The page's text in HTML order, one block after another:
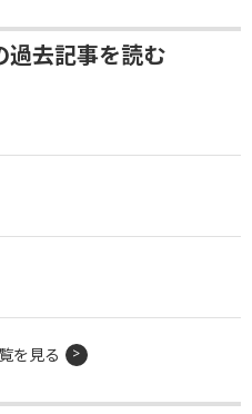
過去記事を読む
を見る